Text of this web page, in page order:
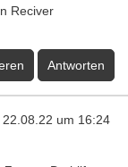
Reciver
Antworten
22.08.22 um 16:24